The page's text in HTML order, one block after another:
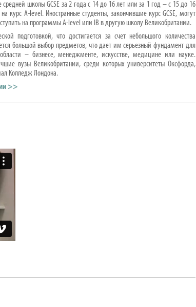
школы GCSE за 2 года c 14 до 16 лет или за 1 год – с 15 до 16
курс A-level. Иностранные студенты, закончившие курс GCSE, могут
на программы A-level или IB в другую школу Великобритании.
подготовкой, что достигается за счет небольшого количества
большой выбор предметов, что дает им серьезный фундамент для
– бизнесе, менеджменте, искусстве, медицине или науке.
вузы Великобритании, среди которых университеты Оксфорда,
Колледж Лондона.
>>